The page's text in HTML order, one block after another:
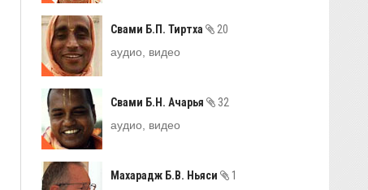
Свами Б.П. Тиртха
20
аудио, видео
Свами Б.Н. Ачарья
32
аудио, видео
Махарадж Б.В. Ньяси
1